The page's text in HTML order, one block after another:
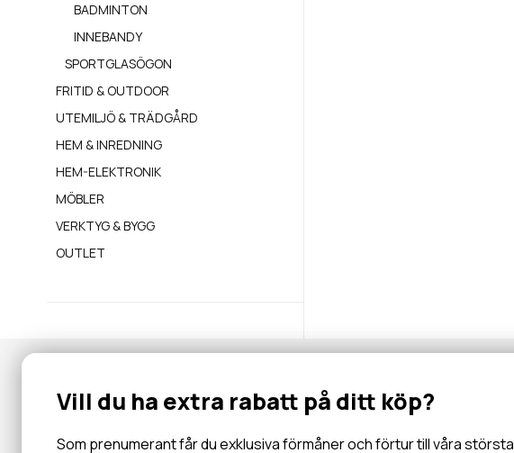
BADMINTON
INNEBANDY
SPORTGLASÖGON
FRITID & OUTDOOR
UTEMILJÖ & TRÄDGÅRD
HEM & INREDNING
HEM-ELEKTRONIK
MÖBLER
VERKTYG & BYGG
OUTLET
Nyhetsbrev
inbjudningar och mycket mer.
Vill du ha extra rabatt på ditt köp?
Som prenumerant får du exklusiva förmåner och förtur till våra största